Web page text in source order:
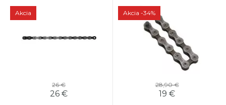
Akcia
26 €
26 €
Akcia -34%
28,90 €
19 €